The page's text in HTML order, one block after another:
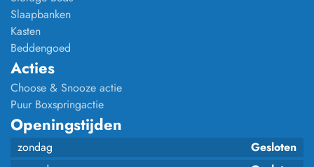
Slaapbanken
Kasten
Beddengoed
Acties
Choose & Snooze actie
Puur Boxspringactie
Openingstijden
zondag
Gesloten